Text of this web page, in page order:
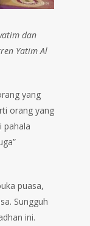
dan
Yatim Al
yang
orang yang
pahala
puasa,
Sungguh
ini.